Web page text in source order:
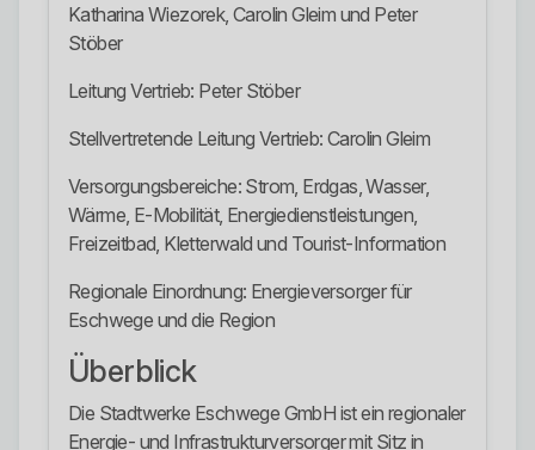
Katharina Wiezorek, Carolin Gleim und Peter
Stöber
Leitung Vertrieb: Peter Stöber
Stellvertretende Leitung Vertrieb: Carolin Gleim
Versorgungsbereiche: Strom, Erdgas, Wasser,
Wärme, E-Mobilität, Energiedienstleistungen,
Freizeitbad, Kletterwald und Tourist-Information
Regionale Einordnung: Energieversorger für
Eschwege und die Region
Überblick
Die Stadtwerke Eschwege GmbH ist ein regionaler
Energie- und Infrastrukturversorger mit Sitz in